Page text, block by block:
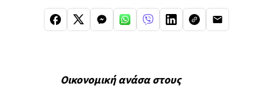
Οικονομική ανάσα στους